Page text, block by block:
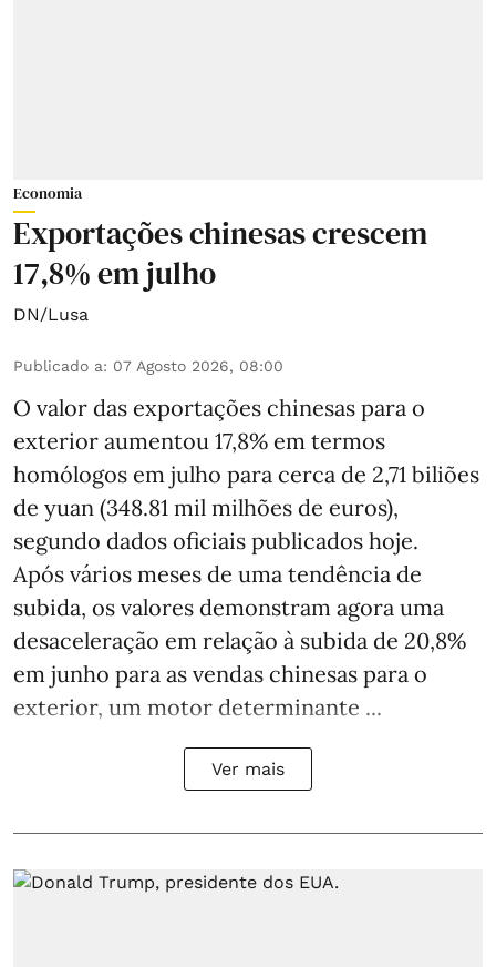
Economia
Exportações chinesas crescem
17,8% em julho
DN/Lusa
Publicado a: 07 Agosto 2026, 08:00
O valor das exportações chinesas para o
exterior aumentou 17,8% em termos
homólogos em julho para cerca de 2,71 biliões
de yuan (348.81 mil milhões de euros),
segundo dados oficiais publicados hoje.
Após vários meses de uma tendência de
subida, os valores demonstram agora uma
desaceleração em relação à subida de 20,8%
em junho para as vendas chinesas para o
exterior, um motor determinante ...
Ver mais